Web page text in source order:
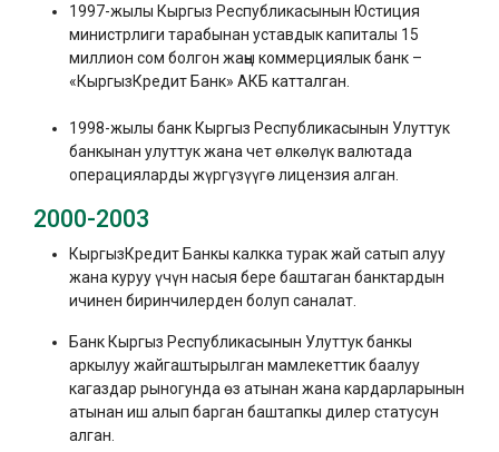
1997-жылы Кыргыз Республикасынын Юстиция
министрлиги тарабынан уставдык капиталы 15
миллион сом болгон жаңы коммерциялык банк –
«КыргызКредит Банк» АКБ катталган.
1998-жылы банк Кыргыз Республикасынын Улуттук
банкынан улуттук жана чет өлкөлүк валютада
операцияларды жүргүзүүгө лицензия алган.
2000-2003
КыргызКредит Банкы калкка турак жай сатып алуу
жана куруу үчүн насыя бере баштаган банктардын
ичинен биринчилерден болуп саналат.
Банк Кыргыз Республикасынын Улуттук банкы
аркылуу жайгаштырылган мамлекеттик баалуу
кагаздар рыногунда өз атынан жана кардарларынын
атынан иш алып барган баштапкы дилер статусун
алган.